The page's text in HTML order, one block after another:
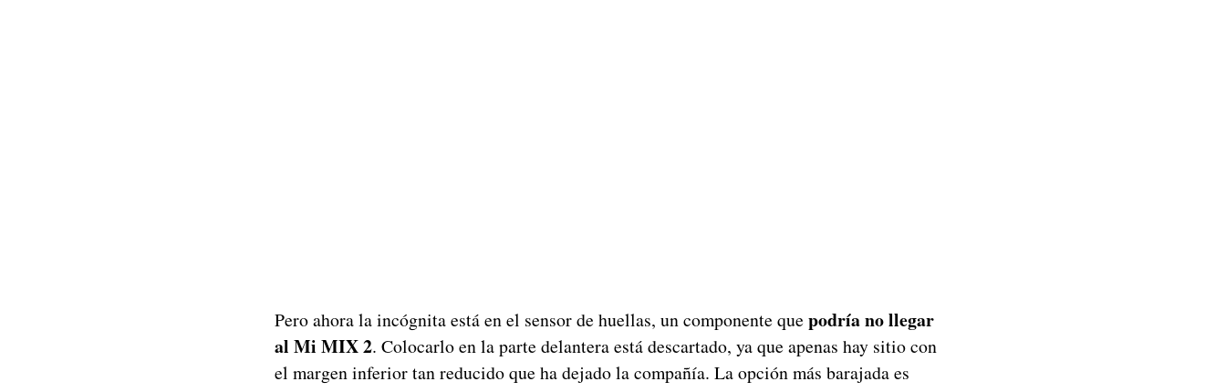
Pero ahora la incógnita está en el sensor de huellas, un componente que podría no llegar
al Mi MIX 2. Colocarlo en la parte delantera está descartado, ya que apenas hay sitio con
el margen inferior tan reducido que ha dejado la compañía. La opción más barajada es